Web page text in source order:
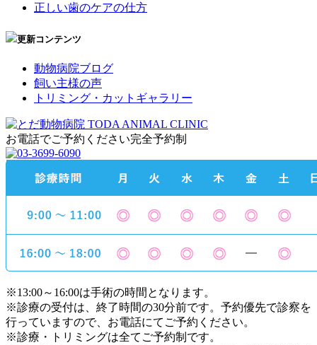
正しい歯のケアの仕方
更新コンテンツ
動物病院ブログ
飼い主様の声
トリミング・カットギャラリー
お電話でご予約ください完全予約制
※13:00～16:00は手術の時間となります。
※診療の受付は、終了時間の30分前です。予約優先で診察を
行っていますので、お電話にてご予約ください。
※診療・トリミングは全てご予約制です。